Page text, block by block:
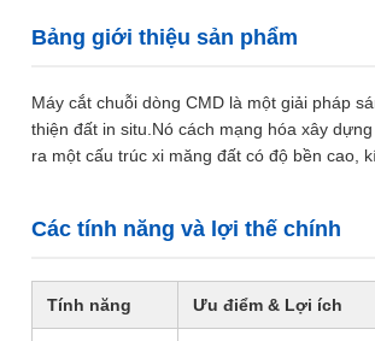
Bảng giới thiệu sản phẩm
Máy cắt chuỗi dòng CMD là một giải pháp
thiện đất in situ.Nó cách mạng hóa xây
ra một cấu trúc xi măng đất có độ bền cao,
Các tính năng và lợi thế chính
Tính năng Ưu điểm & Lợi ích